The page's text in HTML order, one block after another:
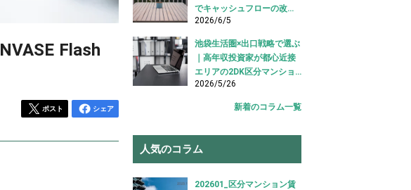
Flash
ポスト シェア
でキャッシュフローの改善
に成功！｜東京都江東区
【不動産投資ローン 借り換
え事例】
2026/6/5
池袋生活圏×出口戦略で選ぶ
｜高年収投資家が都心近接
エリアの2DK区分マンショ
ンを購入した事例【不動産
投資 購入事例】
2026/5/26
新着のコラム一覧
人気のコラム
202601_区分マンション賃